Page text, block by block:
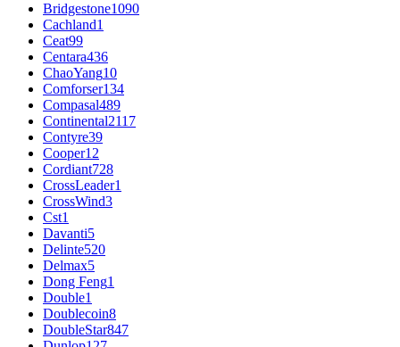
Bridgestone1090
Cachland1
Ceat99
Centara436
ChaoYang10
Comforser134
Compasal489
Continental2117
Contyre39
Cooper12
Cordiant728
CrossLeader1
CrossWind3
Cst1
Davanti5
Delinte520
Delmax5
Dong Feng1
Double1
Doublecoin8
DoubleStar847